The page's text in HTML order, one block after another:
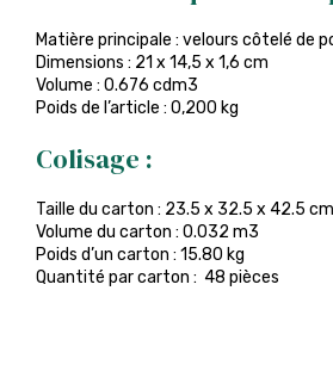
Matière principale : velours côtelé de
Dimensions : 21 x 14,5 x 1,6 cm
Volume : 0.676 cdm3
Poids de l’article : 0,200 kg
Colisage :
Taille du carton : 23.5 x 32.5 x 42.5 cm
Volume du carton : 0.032 m3
Poids d’un carton : 15.80 kg
Quantité par carton : 48 pièces